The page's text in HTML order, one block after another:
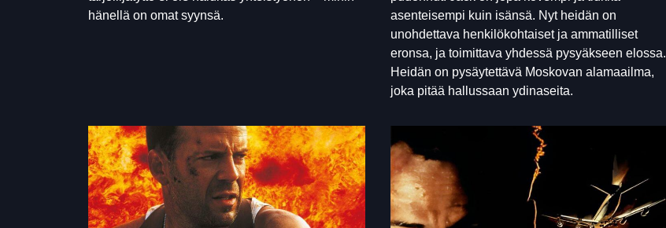
hänellä on omat syynsä.
asenteisempi kuin isänsä. Nyt heidän on
unohdettava henkilökohtaiset ja ammatilliset
eronsa, ja toimittava yhdessä pysyäkseen elossa.
Heidän on pysäytettävä Moskovan alamaailma,
joka pitää hallussaan ydinaseita.